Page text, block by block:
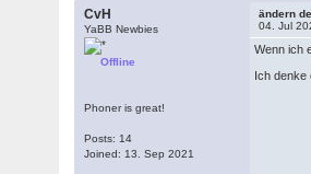
CvH
YaBB Newbies
Offline
Phoner is great!
Posts: 14
Joined: 13. Sep 2021
ändern
04. Jul
Wenn ich
Ich denke